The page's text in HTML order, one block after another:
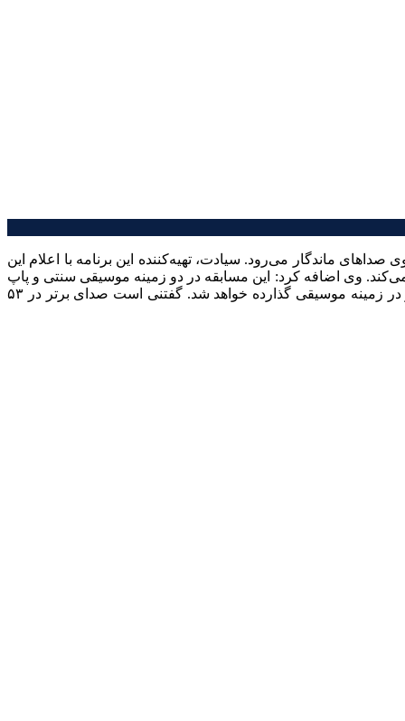
ماندگار می‌رود. سیادت، تهیه‌کننده این برنامه با اعلام این
وی اضافه کرد: این مسابقه در دو زمینه موسیقی سنتی و پاپ
برگزار شده و شرکت‌کنندگان باید چهار مرحله را با موفقیت به پایان رسانند و در مرحله نهایی صدای ۱۴ نفر به داوری مفاخر بزرگ کشور در زمینه موسیقی گذارده خواهد شد. گفتنی است صدای برتر در ۵۳